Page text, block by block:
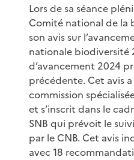
Lors de sa séance
Comité national de la
son avis sur
nationale biodiversité
d’avancement 2024
précédente. Cet avis
commission
et s’inscrit dans le
SNB qui prévoit le
par le CNB. Cet avis
avec 18